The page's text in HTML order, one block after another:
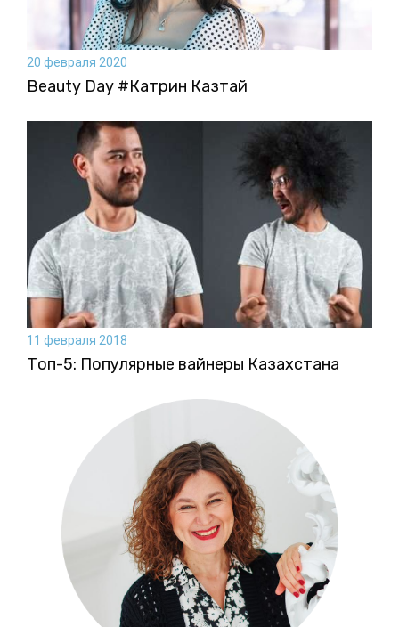
20 февраля 2020
Beauty Day #Катрин Казтай
11 февраля 2018
Топ-5: Популярные вайнеры Казахстана